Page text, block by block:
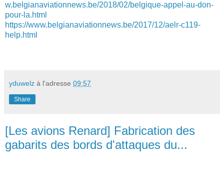
w.belgianaviationnews.be/2018/02/belgique-appel-au-don-
pour-la.html
https://www.belgianaviationnews.be/2017/12/aelr-c119-
help.html
yduwelz à l'adresse 09:57
Share
[Les avions Renard] Fabrication des
gabarits des bords d'attaques du...